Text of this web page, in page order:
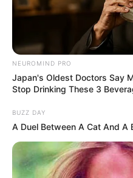
Remember Hensel
See Them Now
BUZZ DAY
Man Teaches Lesson To
Watch!
NEUROMIND PRO
Japan's Oldest Doctors Say
Stop Drinking These 3
BUZZ DAY
A Duel Between A Cat And